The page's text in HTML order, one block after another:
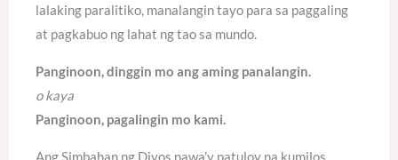
lalaking paralitiko, manalangin tayo para sa paggaling
at pagkabuo ng lahat ng tao sa mundo.
Panginoon, dinggin mo ang aming panalangin.
o kaya
Panginoon, pagalingin mo kami.
Ang Simbahan ng Diyos nawa’y patuloy na kumilos